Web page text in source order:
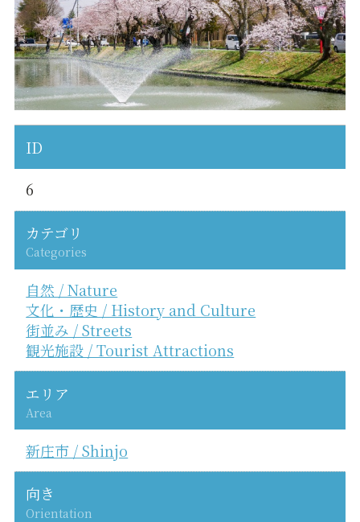
ID
6
カテゴリ
Categories
自然 / Nature
文化・歴史 / History and Culture
街並み / Streets
観光施設 / Tourist Attractions
エリア
Area
新庄市 / Shinjo
向き
Orientation